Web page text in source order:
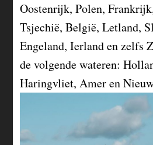
Oostenrijk, Polen,
Tsjechië, België, Letland,
Engeland, Ierland en zelfs
de volgende wateren:
Haringvliet, Amer en